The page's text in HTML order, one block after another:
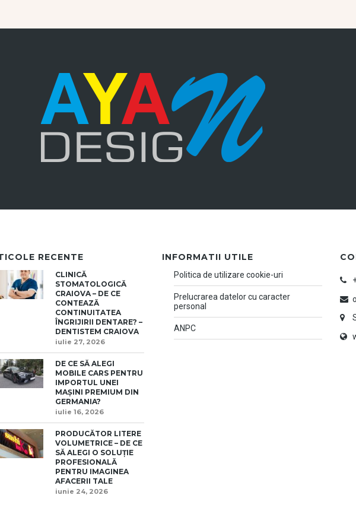
RECENTE
CLINICĂ
STOMATOLOGICĂ
CRAIOVA – DE CE
CONTEAZĂ
CONTINUITATEA
ÎNGRIJIRII DENTARE? –
DENTISTEM CRAIOVA
iulie 27, 2026
DE CE SĂ ALEGI
MOBILE CARS PENTRU
IMPORTUL UNEI
MAȘINI PREMIUM DIN
GERMANIA?
iulie 16, 2026
PRODUCĂTOR LITERE
VOLUMETRICE – DE CE
SĂ ALEGI O SOLUȚIE
PROFESIONALĂ
PENTRU IMAGINEA
AFACERII TALE
iunie 24, 2026
INFORMATII UTILE
Politica de utilizare cookie-uri
Prelucrarea datelor cu caracter
personal
ANPC